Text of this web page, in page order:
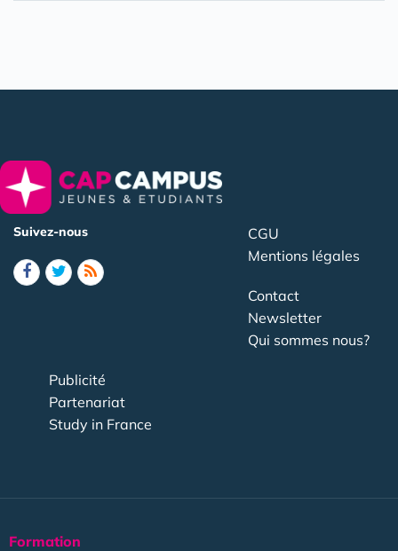
Suivez-nous
CGU
Mentions légales
Contact
Newsletter
Qui sommes nous?
Publicité
Partenariat
Study in France
Formation